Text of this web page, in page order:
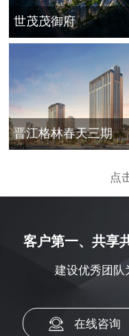
世茂茂御府
晋江格林春天三期
点
客户第一、共享
建设优秀团队
在线咨询